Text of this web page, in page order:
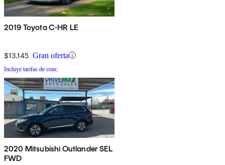
2019 Toyota C-HR LE
$13,145 Gran oferta
Incluye tarifas de conc.
2020 Mitsubishi Outlander SEL
FWD